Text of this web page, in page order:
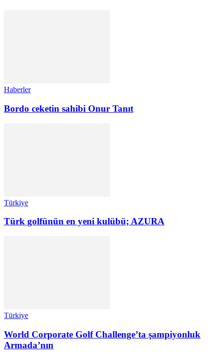
Haberler
Bordo ceketin sahibi Onur Tanıt
Türkiye
Türk golfünün en yeni kulübü; AZURA
Türkiye
World Corporate Golf Challenge’ta şampiyonluk
Armada’nın